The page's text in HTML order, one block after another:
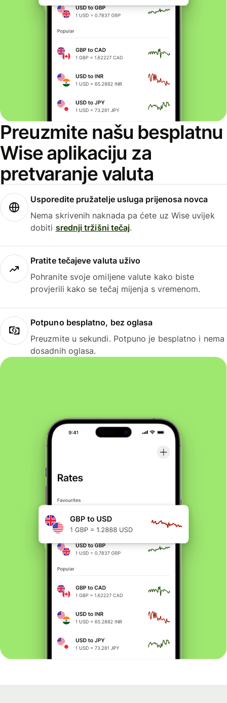
Preuzmite našu besplatnu
Wise aplikaciju za
pretvaranje valuta
Usporedite pružatelje usluga prijenosa novca
Nema skrivenih naknada pa ćete uz Wise uvijek
dobiti srednji tržišni tečaj.
Pratite tečajeve valuta uživo
Pohranite svoje omiljene valute kako biste
provjerili kako se tečaj mijenja s vremenom.
Potpuno besplatno, bez oglasa
Preuzmite u sekundi. Potpuno je besplatno i nema
dosadnih oglasa.